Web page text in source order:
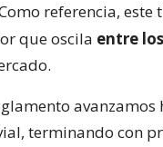
referencia, este
que oscila entre
terminando con